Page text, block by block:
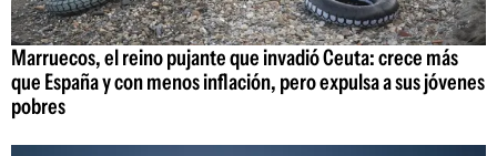
Marruecos, el reino pujante que invadió Ceuta: crece más
que España y con menos inflación, pero expulsa a sus jóvenes
pobres